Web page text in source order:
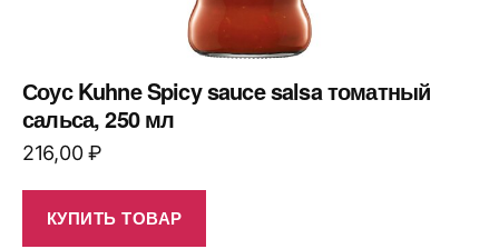
Соус Kuhne Spicy sauce salsa томатный
сальса, 250 мл
216,00₽
КУПИТЬ ТОВАР